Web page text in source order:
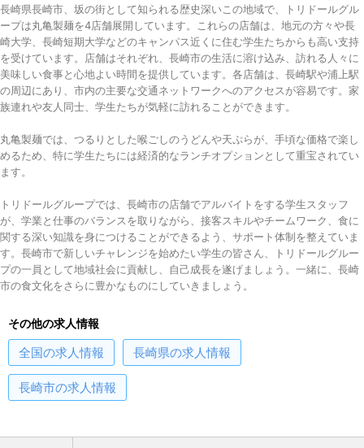
長崎県長崎市、坂の街として知られる歴史深いこの地域で、トリドールグル
ープは丸亀製麺を4店舗展開しています。これらの店舗は、地元の方々や長
崎大学、長崎短期大学などのキャンパス近くに住む学生たちからも高い支持
を受けています。店舗はそれぞれ、長崎市の生活に溶け込み、訪れる人々に
美味しい食事と心地よい時間を提供しています。各店舗は、長崎駅や浦上駅
の周辺にあり、市内の主要な交通ネットワークへのアクセスが容易です。家
族連れや友人同士、学生たちが気軽に訪れることができます。
丸亀製麺では、つるりとした喉ごしのうどんや天ぷらが、手頃な価格で楽し
めるため、特に学生たちには経済的なランチオプションとして重宝されてい
ます。
トリドールグループでは、長崎市の店舗でアルバイトをする学生スタッフ
が、学業と仕事のバランスを取りながら、接客スキルやチームワーク、食に
関する深い知識を身につけることができるよう、サポート体制を整えていま
す。長崎市で新しいチャレンジを始めたい学生の皆さん、トリドールグルー
プの一員として地域社会に貢献し、自己成長を遂げましょう。一緒に、長崎
市の食文化をさらに豊かなものにしていきましょう。
その他の求人情報
全国の求人情報 長崎県の求人情報
長崎市の求人情報